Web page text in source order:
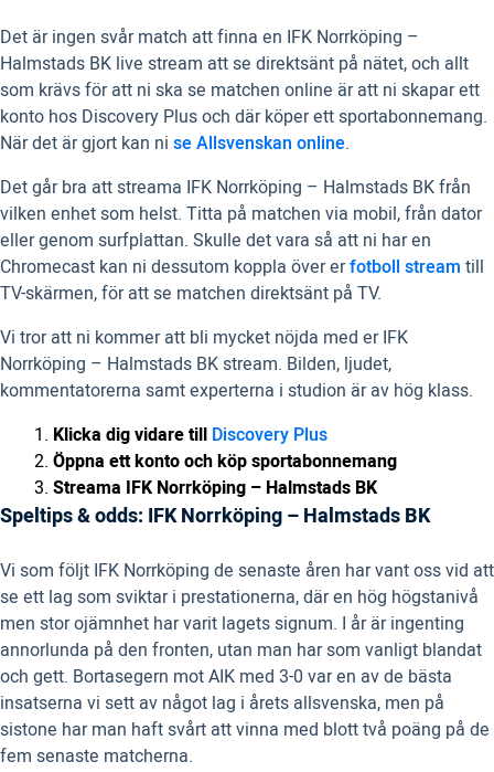
Det är ingen svår match att finna en IFK Norrköping –
Halmstads BK live stream att se direktsänt på nätet, och allt
som krävs för att ni ska se matchen online är att ni skapar ett
konto hos Discovery Plus och där köper ett sportabonnemang.
När det är gjort kan ni se Allsvenskan online.
Det går bra att streama IFK Norrköping – Halmstads BK från
vilken enhet som helst. Titta på matchen via mobil, från dator
eller genom surfplattan. Skulle det vara så att ni har en
Chromecast kan ni dessutom koppla över erfotboll stream till
TV-skärmen, för att se matchen direktsänt på TV.
Vi tror att ni kommer att bli mycket nöjda med er IFK
Norrköping – Halmstads BK stream. Bilden, ljudet,
kommentatorerna samt experterna i studion är av hög klass.
Klicka dig vidare till Discovery Plus
Öppna ett konto och köp sportabonnemang
Streama IFK Norrköping – Halmstads BK
Speltips & odds: IFK Norrköping – Halmstads BK
Vi som följt IFK Norrköping de senaste åren har vant oss vid att
se ett lag som sviktar i prestationerna, där en hög högstanivå
men stor ojämnhet har varit lagets signum. I år är ingenting
annorlunda på den fronten, utan man har som vanligt blandat
och gett. Bortasegern mot AIK med 3-0 var en av de bästa
insatserna vi sett av något lag i årets allsvenska, men på
sistone har man haft svårt att vinna med blott två poäng på de
fem senaste matcherna.